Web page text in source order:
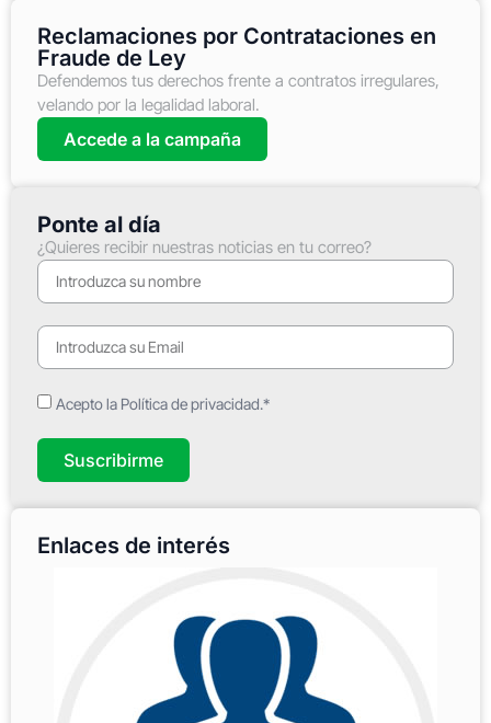
Reclamaciones por Contrataciones en
Fraude de Ley
Defendemos tus derechos frente a contratos irregulares,
velando por la legalidad laboral.
Accede a la campaña
Ponte al día
¿Quieres recibir nuestras noticias en tu correo?
Acepto la Política de privacidad.*
Suscribirme
Enlaces de interés